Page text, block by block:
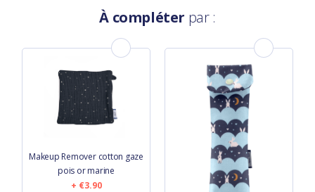
À compléter par :
Makeup Remover cotton gaze
pois or marine
€3.90